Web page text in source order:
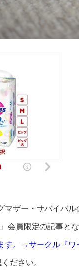
ザー・サバイバル
会員限定の記事とな
す。→サークル『ワ
ださい。